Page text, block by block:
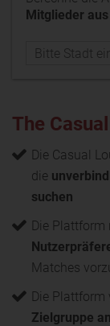
Mitglieder
The
Die Casual
die
suchen
Die Plattform
Matches
Die Plattform
Zielgruppe